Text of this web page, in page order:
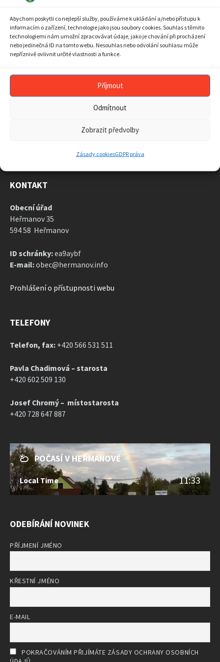
Abychom poskytli co nejlepší služby, používáme k ukládání a/nebo přístupu k
informacím o zařízení, technologie jako jsou soubory cookies. Souhlas s těmito
technologiemi nám umožní zpracovávat údaje, jako je chování při procházení
nebo jedinečná ID na tomto webu. Nesouhlas nebo odvolání souhlasu může
nepříznivě ovlivnit určité vlastnosti a funkce.
Příjmout
Odmítnout
Zobrazit předvolby
Zásady cookiesGDPR práva
17
18 19 20 21 22
23
24
25 26 27 28 29
30
31
1 2 3
to
ARCHIV AKTUALIT
KONTAKT
Obecní úřad
Heřmanov 35
594 58 Heřmanov
ID schránky:ea9aybf
E-mail:obec@hermanov.info
Prohlášení o přístupnosti webu
TELEFONY
Telefon, fax: +420 566 531 511
Pavla Chadimová – starosta
+420 602 509 130
Josef Chromý – místostarosta
+420 728 647 887
POČASÍ V HEŘMANOVĚ
Local Time 11:33
ODEBÍRÁNÍ NOVINEK
PŘÍJMENÍ JMÉNO
KŘESTNÍ JMÉNO
E-MAIL
POKRAČOVÁNÍM PŘIJÍMÁTE ZÁSADY OCHRANY OSOBNÍCH